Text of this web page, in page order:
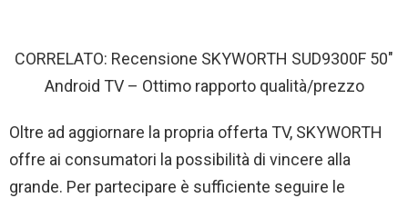
CORRELATO: Recensione SKYWORTH SUD9300F 50″
Android TV – Ottimo rapporto qualità/prezzo
Oltre ad aggiornare la propria offerta TV, SKYWORTH
offre ai consumatori la possibilità di vincere alla
grande. Per partecipare è sufficiente seguire le